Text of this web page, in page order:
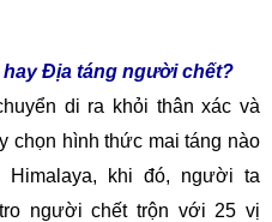
Địa táng người chết?
di ra khỏi thân xác và
chọn hình thức mai táng nào
khi đó, người ta
người chết trộn với 25 vị